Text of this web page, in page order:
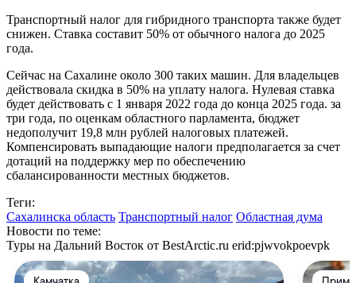
Транспортный налог для гибридного транспорта также будет
снижен. Ставка составит 50% от обычного налога до 2025
года.
Сейчас на Сахалине около 300 таких машин. Для владельцев
действовала скидка в 50% на уплату налога. Нулевая ставка
будет действовать с 1 января 2022 года до конца 2025 года. за
три года, по оценкам областного парламента, бюджет
недополучит 19,8 млн рублей налоговых платежей.
Компенсировать выпадающие налоги предполагается за счет
дотаций на поддержку мер по обеспечению
сбалансированности местных бюджетов.
Теги:
Сахалинска область Транспортный налог Областная дума
Новости по теме:
Туры на Дальний Восток от BestArctic.ru erid:pjwvokpoevpk